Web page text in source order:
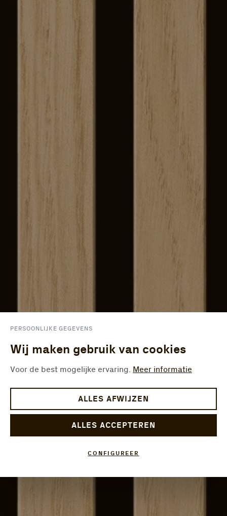
PERSOONLIJKE GEGEVENS
Wij maken gebruik van cookies
Voor de best mogelijke ervaring. Meer informatie
ALLES AFWIJZEN
ALLES ACCEPTEREN
CONFIGUREER